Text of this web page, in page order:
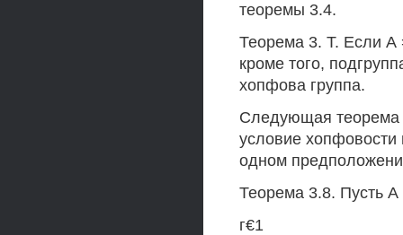
теоремы 3.4.
Теорема 3. Т. Если
кроме того,
хопфова группа.
Следующая теорема
условие хопфовости
одном
Теорема 3.8. Пусть
г€1